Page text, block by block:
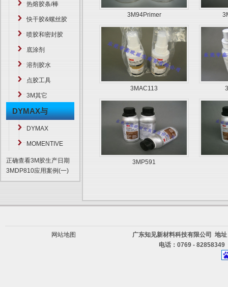
热熔胶条/棒
快干胶&螺丝胶
喷胶和密封胶
底涂剂
溶剂胶水
点胶工具
3M其它
DYMAX与
MOMENTIVE
DYMAX
MOMENTIVE
正确查看3M胶生产日期
3MDP810应用案例(一)
3M94Primer
3MAC113
3MP591
网站地图
广东知见新材料科技有限公司 地
电话：0769 -